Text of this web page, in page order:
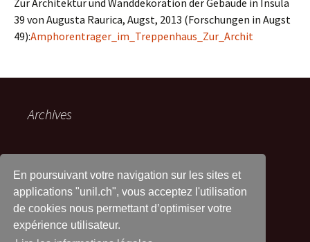
En poursuivant votre navigation sur les sites et
applications "unil.ch", vous acceptez l'utilisation
de cookies nous permettant d’optimiser votre
expérience utilisateur.
Zur Architektur und Wanddekoration der Gebäude in Insula
39 von Augusta Raurica, Augst, 2013 (Forschungen in Augst
49):Amphorentrager_im_Treppenhaus_Zur_Archit
Archives
Catégories
Aucune catégorie